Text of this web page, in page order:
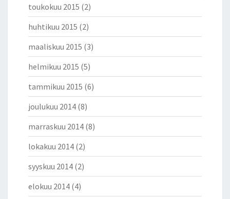
toukokuu 2015 (2)
huhtikuu 2015 (2)
maaliskuu 2015 (3)
helmikuu 2015 (5)
tammikuu 2015 (6)
joulukuu 2014 (8)
marraskuu 2014 (8)
lokakuu 2014 (2)
syyskuu 2014 (2)
elokuu 2014 (4)